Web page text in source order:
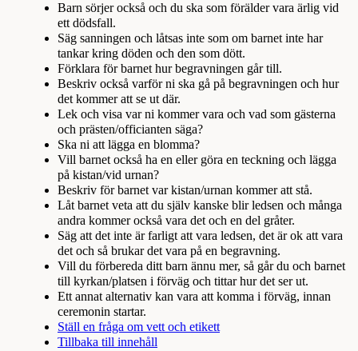
Barn sörjer också och du ska som förälder vara ärlig vid
ett dödsfall.
Säg sanningen och låtsas inte som om barnet inte har
tankar kring döden och den som dött.
Förklara för barnet hur begravningen går till.
Beskriv också varför ni ska gå på begravningen och hur
det kommer att se ut där.
Lek och visa var ni kommer vara och vad som gästerna
och prästen/officianten säga?
Ska ni att lägga en blomma?
Vill barnet också ha en eller göra en teckning och lägga
på kistan/vid urnan?
Beskriv för barnet var kistan/urnan kommer att stå.
Låt barnet veta att du själv kanske blir ledsen och många
andra kommer också vara det och en del gråter.
Säg att det inte är farligt att vara ledsen, det är ok att vara
det och så brukar det vara på en begravning.
Vill du förbereda ditt barn ännu mer, så går du och barnet
till kyrkan/platsen i förväg och tittar hur det ser ut.
Ett annat alternativ kan vara att komma i förväg, innan
ceremonin startar.
Ställ en fråga om vett och etikett
Tillbaka till innehåll